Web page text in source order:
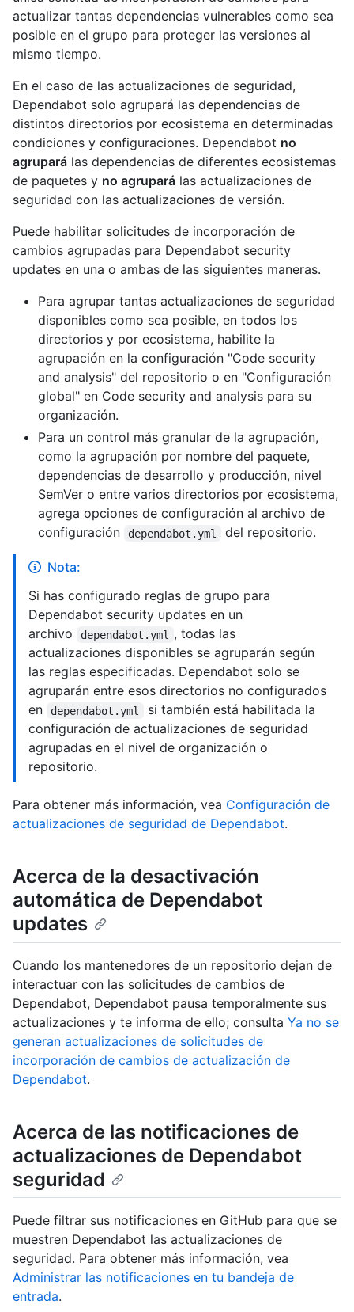
actualizar tantas dependencias vulnerables como sea
posible en el grupo para proteger las versiones al
mismo tiempo.
En el caso de las actualizaciones de seguridad,
Dependabot solo agrupará las dependencias de
distintos directorios por ecosistema en determinadas
condiciones y configuraciones. Dependabot no
agrupará las dependencias de diferentes ecosistemas
de paquetes y no agrupará las actualizaciones de
seguridad con las actualizaciones de versión.
Puede habilitar solicitudes de incorporación de
cambios agrupadas para Dependabot security
updates en una o ambas de las siguientes maneras.
Para agrupar tantas actualizaciones de seguridad
disponibles como sea posible, en todos los
directorios y por ecosistema, habilite la
agrupación en la configuración "Code security
and analysis" del repositorio o en "Configuración
global" en Code security and analysis para su
organización.
Para un control más granular de la agrupación,
como la agrupación por nombre del paquete,
dependencias de desarrollo y producción, nivel
SemVer o entre varios directorios por ecosistema,
agrega opciones de configuración al archivo de
configuración
dependabot.yml del repositorio.
Nota:
Si has configurado reglas de grupo para
Dependabot security updates en un
archivo
dependabot.yml
, todas las
actualizaciones disponibles se agruparán según
las reglas especificadas. Dependabot solo se
agruparán entre esos directorios no configurados
en
dependabot.yml
si también está habilitada la
configuración de actualizaciones de seguridad
agrupadas en el nivel de organización o
repositorio.
Para obtener más información, vea Configuración de
actualizaciones de seguridad de Dependabot.
Acerca de la desactivación
automática de Dependabot
updates
Cuando los mantenedores de un repositorio dejan de
interactuar con las solicitudes de cambios de
Dependabot, Dependabot pausa temporalmente sus
actualizaciones y te informa de ello; consulta Ya no se
generan actualizaciones de solicitudes de
incorporación de cambios de actualización de
Dependabot.
Acerca de las notificaciones de
actualizaciones de Dependabot
seguridad
Puede filtrar sus notificaciones en GitHub para que se
muestren Dependabot las actualizaciones de
seguridad. Para obtener más información, vea
Administrar las notificaciones en tu bandeja de
entrada.